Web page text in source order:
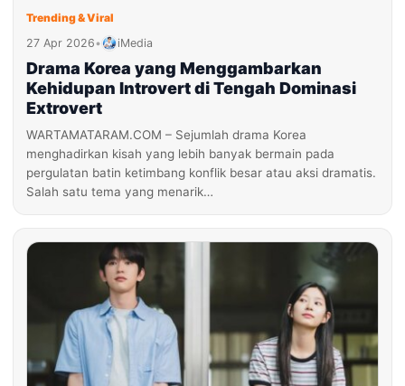
Trending & Viral
27 Apr 2026• iMedia
Drama Korea yang Menggambarkan
Kehidupan Introvert di Tengah Dominasi
Extrovert
WARTAMATARAM.COM – Sejumlah drama Korea
menghadirkan kisah yang lebih banyak bermain pada
pergulatan batin ketimbang konflik besar atau aksi dramatis.
Salah satu tema yang menarik…